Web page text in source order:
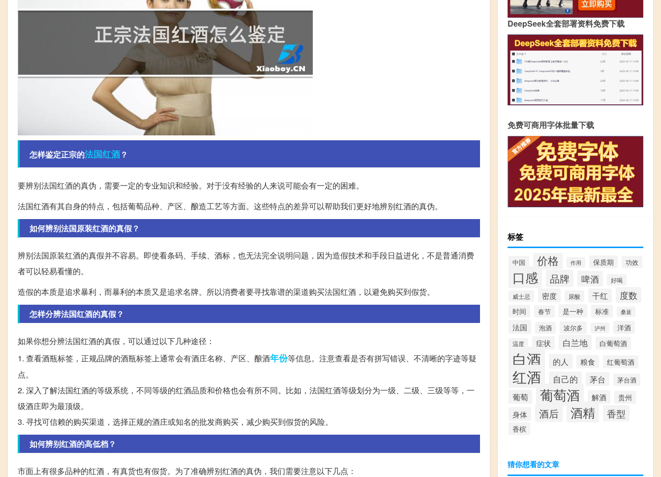
怎样鉴定正宗的法国红酒？
要辨别法国红酒的真伪，需要一定的专业知识和经验。对于没有经验的人来说可能会有一定的困难。
法国红酒有其自身的特点，包括葡萄品种、产区、酿造工艺等方面。这些特点的差异可以帮助我们更好地辨别红酒的真伪。
如何辨别法国原装红酒的真假？
辨别法国原装红酒的真假并不容易。即使看条码、手续、酒标，也无法完全说明问题，因为造假技术和手段日益进化，不是普通消费
者可以轻易看懂的。
造假的本质是追求暴利，而暴利的本质又是追求名牌。所以消费者要寻找靠谱的渠道购买法国红酒，以避免购买到假货。
怎样分辨法国红酒的真假？
如果你想分辨法国红酒的真假，可以通过以下几种途径：
1. 查看酒瓶标签，正规品牌的酒瓶标签上通常会有酒庄名称、产区、酿酒年份等信息。注意查看是否有拼写错误、不清晰的字迹等疑
点。
2. 深入了解法国红酒的等级系统，不同等级的红酒品质和价格也会有所不同。比如，法国红酒等级划分为一级、二级、三级等等，一
级酒庄即为最顶级。
3. 寻找可信赖的购买渠道，选择正规的酒庄或知名的批发商购买，减少购买到假货的风险。
如何辨别红酒的高低档？
市面上有很多品种的红酒，有真货也有假货。为了准确辨别红酒的真伪，我们需要注意以下几点：
DeepSeek全套部署资料免费下载
免费可商用字体批量下载
标签
中国 价格 作用 保质期 功效
口感 品牌 啤酒
好喝
威士忌
密度 尿酸 干红 度数
时间 春节 是一种 标准 桑葚
法国 泡酒 波尔多 泸州 洋酒
温度 症状 白兰地 白葡萄酒
白酒 的人 粮食 红葡萄酒
红酒 自己的 茅台 茅台酒
葡萄 葡萄酒 解酒 贵州
身体 酒后 酒精 香型
香槟
猜你想看的文章